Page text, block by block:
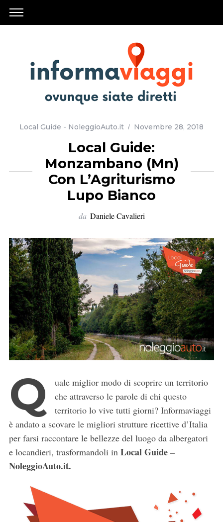
Local Guide - NoleggioAuto.it Novembre 28, 2018
Local Guide:
Monzambano (Mn)
Con L’Agriturismo
Lupo Bianco
da Daniele Cavalieri
Q
uale miglior modo di scoprire un territorio
che attraverso le parole di chi questo
territorio lo vive tutti giorni? Informaviaggi
è andato a scovare le migliori strutture ricettive d’Italia
per farsi raccontare le bellezze del luogo da albergatori
e locandieri, trasformandoli in Local Guide –
NoleggioAuto.it.